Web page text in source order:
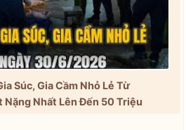
Súc, Gia Cầm Nhỏ Lẻ Từ
Nhất Lên Đến 50 Triệu